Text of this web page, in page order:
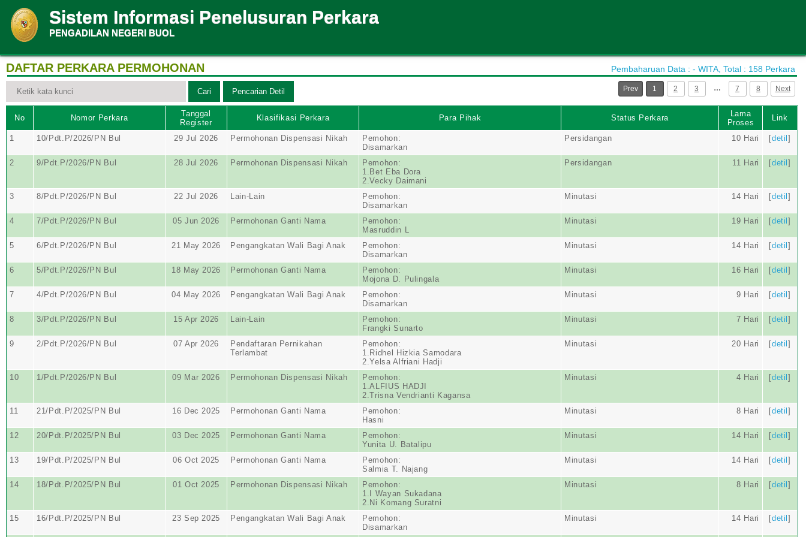
Sistem Informasi Penelusuran Perkara
PENGADILAN NEGERI BUOL
DAFTAR PERKARA PERMOHONAN Pembaharuan Data : - WITA, Total : 158 Perkara
Prev 1 2 3 … 7 8 Next
No Nomor Perkara
Tanggal
Register
Klasifikasi Perkara Para Pihak Status Perkara
Lama
Proses
Link
1 10/Pdt.P/2026/PN Bul 29 Jul 2026 Permohonan Dispensasi Nikah
Pemohon:
Disamarkan
Persidangan 10 Hari [detil]
2 9/Pdt.P/2026/PN Bul 28 Jul 2026 Permohonan Dispensasi Nikah
Pemohon:
1.Bet Eba Dora
2.Vecky Daimani
Persidangan 11 Hari [detil]
3 8/Pdt.P/2026/PN Bul 22 Jul 2026 Lain-Lain
Pemohon:
Disamarkan
Minutasi 14 Hari [detil]
4 7/Pdt.P/2026/PN Bul 05 Jun 2026 Permohonan Ganti Nama
Pemohon:
Masruddin L
Minutasi 19 Hari [detil]
5 6/Pdt.P/2026/PN Bul 21 May 2026 Pengangkatan Wali Bagi Anak
Pemohon:
Disamarkan
Minutasi 14 Hari [detil]
6 5/Pdt.P/2026/PN Bul 18 May 2026 Permohonan Ganti Nama
Pemohon:
Mojona D. Pulingala
Minutasi 16 Hari [detil]
7 4/Pdt.P/2026/PN Bul 04 May 2026 Pengangkatan Wali Bagi Anak
Pemohon:
Disamarkan
Minutasi 9 Hari [detil]
8 3/Pdt.P/2026/PN Bul 15 Apr 2026 Lain-Lain
Pemohon:
Frangki Sunarto
Minutasi 7 Hari [detil]
9 2/Pdt.P/2026/PN Bul 07 Apr 2026
Pendaftaran Pernikahan
Terlambat
Pemohon:
1.Ridhel Hizkia Samodara
2.Yelsa Alfriani Hadji
Minutasi 20 Hari [detil]
10 1/Pdt.P/2026/PN Bul 09 Mar 2026 Permohonan Dispensasi Nikah
Pemohon:
1.ALFIUS HADJI
2.Trisna Vendrianti Kagansa
Minutasi 4 Hari [detil]
11 21/Pdt.P/2025/PN Bul 16 Dec 2025 Permohonan Ganti Nama
Pemohon:
Hasni
Minutasi 8 Hari [detil]
12 20/Pdt.P/2025/PN Bul 03 Dec 2025 Permohonan Ganti Nama
Pemohon:
Yunita U. Batalipu
Minutasi 14 Hari [detil]
13 19/Pdt.P/2025/PN Bul 06 Oct 2025 Permohonan Ganti Nama
Pemohon:
Salmia T. Najang
Minutasi 14 Hari [detil]
14 18/Pdt.P/2025/PN Bul 01 Oct 2025 Permohonan Dispensasi Nikah
Pemohon:
1.I Wayan Sukadana
2.Ni Komang Suratni
Minutasi 8 Hari [detil]
15 16/Pdt.P/2025/PN Bul 23 Sep 2025 Pengangkatan Wali Bagi Anak
Pemohon:
Disamarkan
Minutasi 14 Hari [detil]